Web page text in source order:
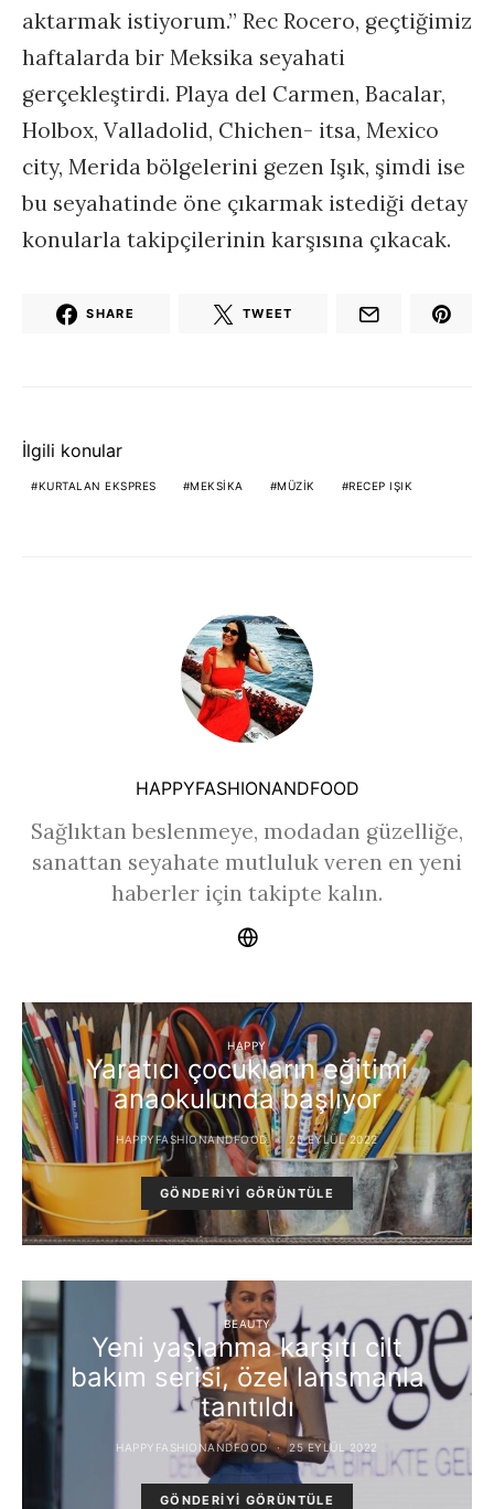
aktarmak istiyorum.” Rec Rocero, geçtiğimiz
haftalarda bir Meksika seyahati
gerçekleştirdi. Playa del Carmen, Bacalar,
Holbox, Valladolid, Chichen- itsa, Mexico
city, Merida bölgelerini gezen Işık, şimdi ise
bu seyahatinde öne çıkarmak istediği detay
konularla takipçilerinin karşısına çıkacak.
SHARE TWEET
İlgili konular
KURTALAN EKSPRES MEKSIKA MÜZIK RECEP IŞIK
HAPPYFASHIONANDFOOD
Sağlıktan beslenmeye, modadan güzelliğe,
sanattan seyahate mutluluk veren en yeni
haberler için takipte kalın.
HAPPY
Yaratıcı çocukların eğitimi
anaokulunda başlıyor
HAPPYFASHIONANDFOOD 25 EYLÜL 2022
GÖNDERIYI GÖRÜNTÜLE
BEAUTY
Yeni yaşlanma karşıtı cilt
bakım serisi, özel lansmanla
tanıtıldı
HAPPYFASHIONANDFOOD 25 EYLÜL 2022
GÖNDERIYI GÖRÜNTÜLE